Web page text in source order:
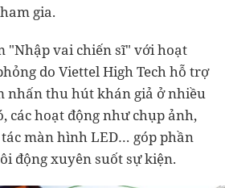
gia.
"Nhập vai chiến sĩ" với hoạt
do Viettel High Tech hỗ trợ
nhấn thu hút khán giả ở nhiều
các hoạt động như chụp ảnh,
màn hình LED… góp phần
động xuyên suốt sự kiện.